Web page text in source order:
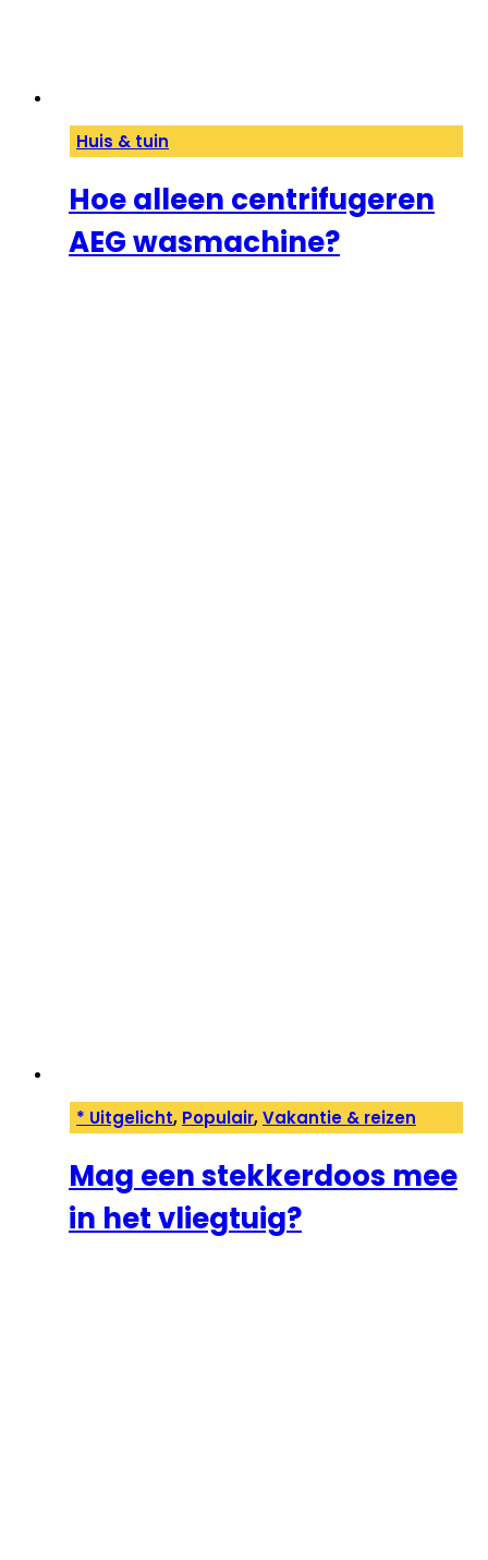
Huis & tuin
Hoe alleen centrifugeren
AEG wasmachine?
* Uitgelicht, Populair,Vakantie & reizen
Mag een stekkerdoos mee
in het vliegtuig?